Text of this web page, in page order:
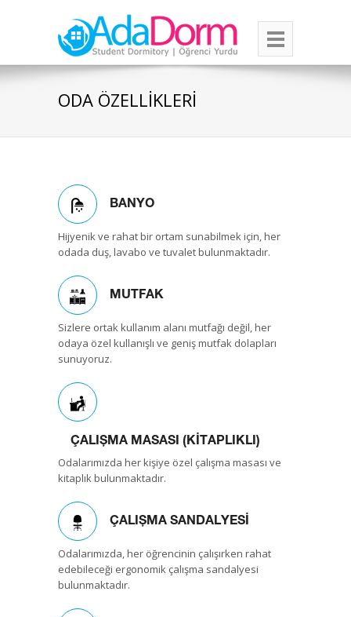
ODA ÖZELLIKLERI
BANYO
Hijyenik ve rahat bir ortam sunabilmek için, her
odada duş, lavabo ve tuvalet bulunmaktadır.
MUTFAK
Sizlere ortak kullanım alanı mutfağı değil, her
odaya özel kullanışlı ve geniş mutfak dolapları
sunuyoruz.
ÇALIŞMA MASASI (KİTAPLIKLI)
Odalarımızda her kişiye özel çalışma masası ve
kitaplık bulunmaktadır.
ÇALIŞMA SANDALYESİ
Odalarımızda, her öğrencinin çalışırken rahat
edebileceği ergonomik çalışma sandalyesi
bulunmaktadır.